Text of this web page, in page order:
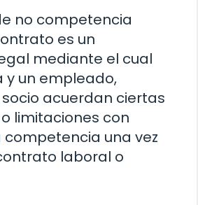
no competencia
es un
mediante el cual
y un empleado,
acuerdan ciertas
limitaciones con
una vez
laboral o